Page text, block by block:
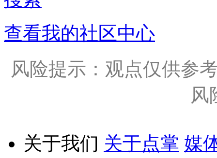
查看我的社区中心
风险提示：观点仅供参
风
关于我们 关于点掌 媒